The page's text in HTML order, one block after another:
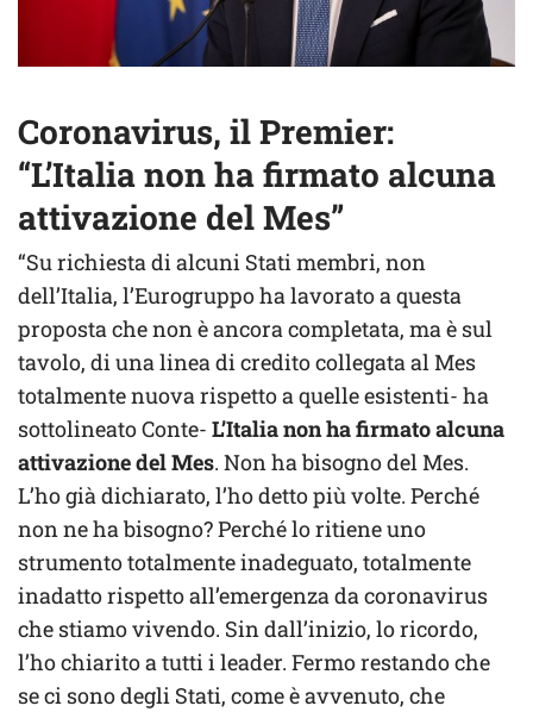
Coronavirus, il Premier:
“L’Italia non ha firmato alcuna
attivazione del Mes”
“Su richiesta di alcuni Stati membri, non
dell’Italia, l’Eurogruppo ha lavorato a questa
proposta che non è ancora completata, ma è sul
tavolo, di una linea di credito collegata al Mes
totalmente nuova rispetto a quelle esistenti- ha
sottolineato Conte- L’Italia non ha firmato alcuna
attivazione del Mes. Non ha bisogno del Mes.
L’ho già dichiarato, l’ho detto più volte. Perché
non ne ha bisogno? Perché lo ritiene uno
strumento totalmente inadeguato, totalmente
inadatto rispetto all’emergenza da coronavirus
che stiamo vivendo. Sin dall’inizio, lo ricordo,
l’ho chiarito a tutti i leader. Fermo restando che
se ci sono degli Stati, come è avvenuto, che